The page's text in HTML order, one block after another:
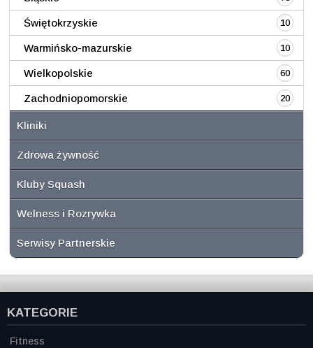
Świętokrzyskie 10
Warmińsko-mazurskie 10
Wielkopolskie 60
Zachodniopomorskie 20
Kliniki
Zdrowa żywność
Kluby Squash
Welness i Rozrywka
Serwisy Partnerskie
KATEGORIE
Fitness